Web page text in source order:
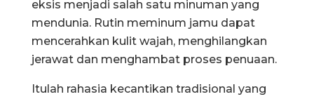
eksis menjadi salah satu minuman yang
mendunia. Rutin meminum jamu dapat
mencerahkan kulit wajah, menghilangkan
jerawat dan menghambat proses penuaan.
Itulah rahasia kecantikan tradisional yang